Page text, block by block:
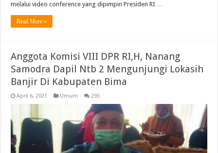
melalui video conference yang dipimpin Presiden RI …
Read More »
Anggota Komisi VIII DPR RI,H, Nanang
Samodra Dapil Ntb 2 Mengunjungi Lokasih
Banjir Di Kabupaten Bima
April 6, 2021 Umum 293